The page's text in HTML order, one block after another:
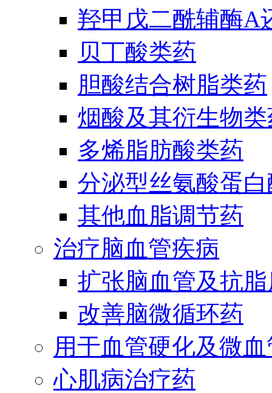
羟甲戊二酰辅酶A
贝丁酸类药
胆酸结合树脂类药
烟酸及其衍生物
多烯脂肪酸类药
分泌型丝氨酸蛋
其他血脂调节药
治疗脑血管疾病
扩张脑血管及抗
改善脑微循环药
用于血管硬化及微
心肌病治疗药